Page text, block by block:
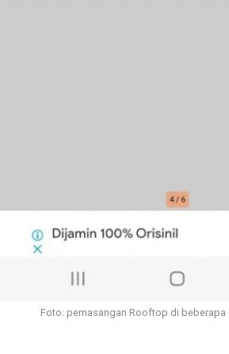
Foto: pemasangan Rooftop di beberapa